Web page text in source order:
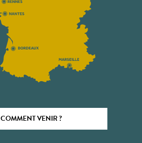
COMMENT VENIR ?